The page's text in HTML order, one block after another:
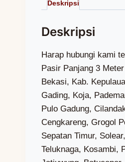
Harap hubungi kami terlebih dahulu untuk cek stok dan biaya kirim Wa (0851-7318-3221) — Kami Adalah Toko Genteng Yang menjual Nok Spandek Metal Pasir Panjang 3 Meter Warna BiruDi Jakarta Bogor Depok Tangerang Bekasi Terdekat, Terlaris, Terbaik, Termurah, Di Jakarta Bogor Depok Tangerang Bekasi, Kab. Kepulauan Seribu, Kota Jakarta Barat, Kota Jakarta Pusat, Kota Jakarta Selatan, Kota Jakarta Timur, Kota Jakarta Utara, Cilincing, Kelapa Gading, Koja, Pademangan, Penjaringan, Tanjung Priok, Cakung, Cipayung, Ciracas, Duren Sawit, Jatinegara, Kramat Jati, Makasar, Matraman, Pasar Rebo, Pulo Gadung, Cilandak, Jagakarsa, Kebayoran Baru, Kebayoran Lama, Mampang Prapatan, Pancoran, Pasar Minggu, Pesanggrahan, Setiabudi, Tebet, Cengkareng, Grogol Petamburan, Taman Sari, Tambora, Kebon Jeruk, Kalideres, Palmerah, Kembangan, Kepulauan Seribu Utara, Kepulauan Seribu Selatan, Sepatan Timur, Solear, Gunung Kaler, Mekarbaru, Balaraja, Jayanti, Tigaraksa, Jambe, Cisoka, Kresek, Kronjo, Mauk, Kemiri, Sukadiri, Rajeg, Pasar Kemis, Teluknaga, Kosambi, Pakuhaji, Sepatan, Curug, Cikupa, Panongan, Legok, Pagedangan, Cisauk, Sukamulya, Kelapa Dua, Sindang Jaya, Tangerang, Jatiuwung, Batuceper, Benda, Cipondoh, Ciledug, Karawaci, Periuk, Cibodas, Neglasari, Pinang, Karangtengah, Larangan, Ciputat, Ciputat Timur, Pamulang, Pondok Aren, Serpong, Serpong Utara, Setu, Babelan, Bojongmangu, Cabangbungin, Cibarusah,